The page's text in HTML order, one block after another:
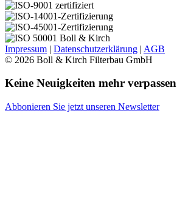
Impressum | Datenschutzerklärung | AGB
© 2026 Boll & Kirch Filterbau GmbH
Keine Neuigkeiten mehr verpassen
Abbonieren Sie jetzt unseren Newsletter